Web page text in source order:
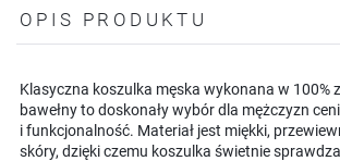
OPIS PRODUKTU
Klasyczna koszulka męska wykonana w 100%
bawełny to doskonały wybór dla mężczyzn
i funkcjonalność. Materiał jest miękki,
skóry, dzięki czemu koszulka świetnie